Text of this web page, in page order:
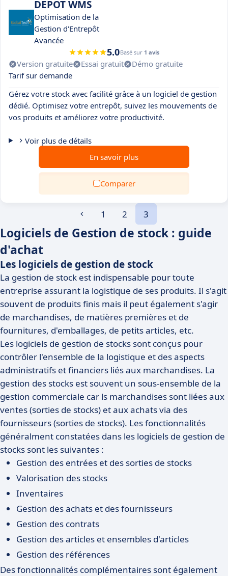
DEPOT WMS
Optimisation de la
Gestion d'Entrepôt
Avancée
5.0Basé sur 1 avis
Version gratuite Essai gratuit
Démo gratuite
Tarif sur demande
Gérez votre stock avec facilité grâce à un logiciel de gestion
dédié. Optimisez votre entrepôt, suivez les mouvements de
vos produits et améliorez votre productivité.
Voir plus de détails
En savoir plus
Comparer
1 2 3
Logiciels de Gestion de stock : guide
d'achat
Les logiciels de gestion de stock
La gestion de stock est indispensable pour toute
entreprise assurant la logistique de ses produits. Il s'agit
souvent de produits finis mais il peut également s'agir
de marchandises, de matières premières et de
fournitures, d'emballages, de petits articles, etc.
Les logiciels de gestion de stocks sont conçus pour
contrôler l'ensemble de la logistique et des aspects
administratifs et financiers liés aux marchandises. La
gestion des stocks est souvent un sous-ensemble de la
gestion commerciale car ls marchandises sont liées aux
ventes (sorties de stocks) et aux achats via des
fournisseurs (sorties de stocks). Les fonctionnalités
généralment constatées dans les logiciels de gestion de
stocks sont les suivantes :
Gestion des entrées et des sorties de stocks
Valorisation des stocks
Inventaires
Gestion des achats et des fournisseurs
Gestion des contrats
Gestion des articles et ensembles d'articles
Gestion des références
Des fonctionnalités complémentaires sont également